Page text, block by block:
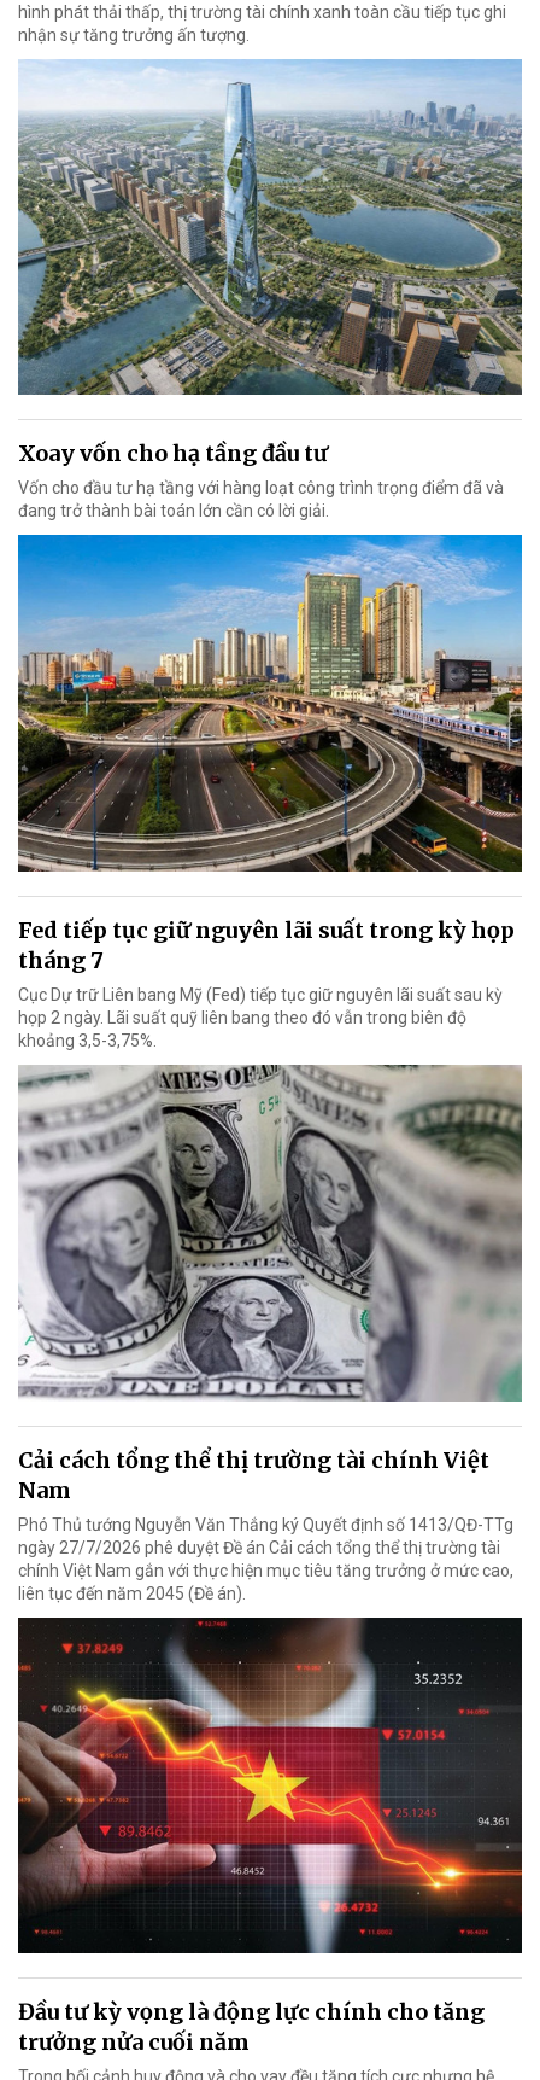
hình phát thải thấp, thị trường tài chính xanh toàn cầu tiếp tục ghi
nhận sự tăng trưởng ấn tượng.
Xoay vốn cho hạ tầng đầu tư
Vốn cho đầu tư hạ tầng với hàng loạt công trình trọng điểm đã và
đang trở thành bài toán lớn cần có lời giải.
Fed tiếp tục giữ nguyên lãi suất trong kỳ họp
tháng 7
Cục Dự trữ Liên bang Mỹ (Fed) tiếp tục giữ nguyên lãi suất sau kỳ
họp 2 ngày. Lãi suất quỹ liên bang theo đó vẫn trong biên độ
khoảng 3,5-3,75%.
Cải cách tổng thể thị trường tài chính Việt
Nam
Phó Thủ tướng Nguyễn Văn Thắng ký Quyết định số 1413/QĐ-TTg
ngày 27/7/2026 phê duyệt Đề án Cải cách tổng thể thị trường tài
chính Việt Nam gắn với thực hiện mục tiêu tăng trưởng ở mức cao,
liên tục đến năm 2045 (Đề án).
Đầu tư kỳ vọng là động lực chính cho tăng
trưởng nửa cuối năm